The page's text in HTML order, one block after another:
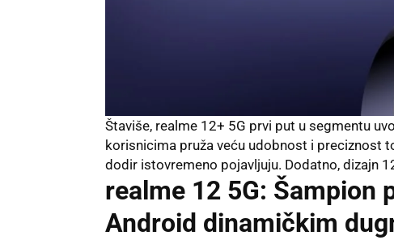
Štaviše, realme 12+ 5G prvi put u segmentu
korisnicima pruža veću udobnost i preciznost
dodir istovremeno pojavljuju. Dodatno, dizajn
realme 12 5G: Šampion
Android dinamičkim